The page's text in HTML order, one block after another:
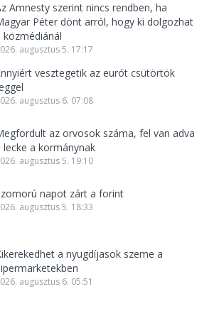
Amnesty szerint nincs rendben, ha
Péter dönt arról, hogy ki dolgozhat
közmédiánál
augusztus 5. 17:17
vesztegetik az eurót csütörtök
augusztus 6. 07:08
az orvosok száma, fel van adva
lecke a kormánynak
augusztus 5. 19:10
napot zárt a forint
augusztus 5. 18:33
a nyugdíjasok szeme a
augusztus 6. 05:51